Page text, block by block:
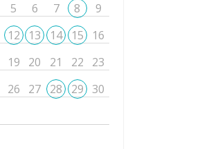
5 6 7 8
9
12 13 14 15
16
19 20 21 22
23
26 27 28 29
30